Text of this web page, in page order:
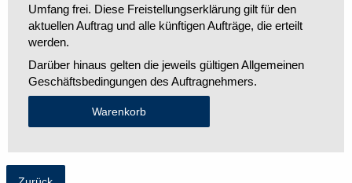
Umfang frei. Diese Freistellungserklärung gilt für den
aktuellen Auftrag und alle künftigen Aufträge, die erteilt
werden.
Darüber hinaus gelten die jeweils gültigen Allgemeinen
Geschäftsbedingungen des Auftragnehmers.